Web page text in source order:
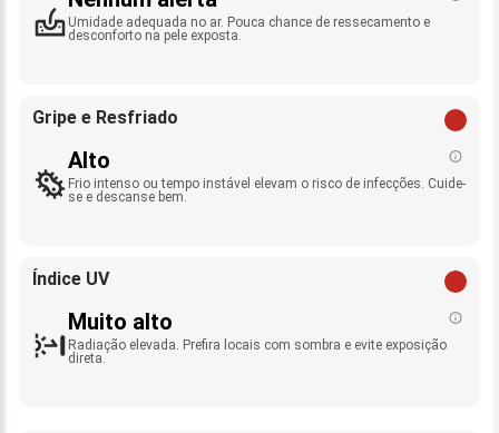
Umidade adequada no ar. Pouca chance de ressecamento e
desconforto na pele exposta.
Gripe e Resfriado
Alto
Frio intenso ou tempo instável elevam o risco de infecções. Cuide-
se e descanse bem.
Índice UV
Muito alto
Radiação elevada. Prefira locais com sombra e evite exposição
direta.